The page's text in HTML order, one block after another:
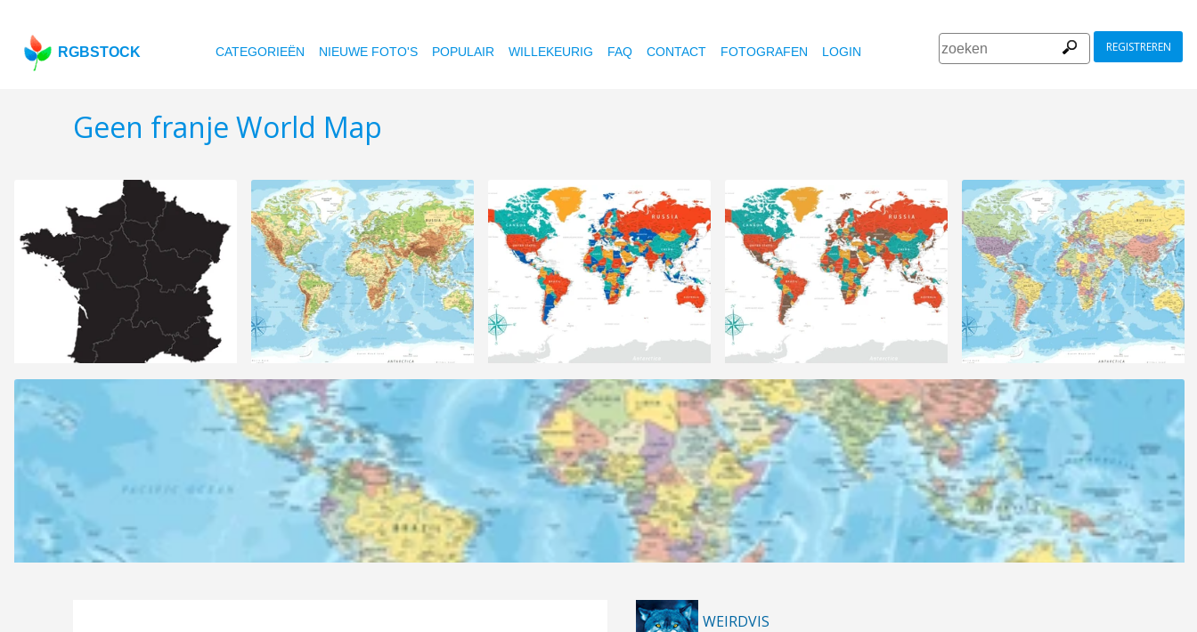
RGBSTOCK CATEGORIEËN NIEUWE FOTO'S POPULAIR WILLEKEURIG FAQ CONTACT FOTOGRAFEN LOGIN REGISTREREN
Geen franje World Map
WEIRDVIS